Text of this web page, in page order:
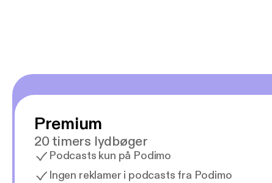
Premium
20 timers lydbøger
Podcasts kun på Podimo
Ingen reklamer i podcasts fra Podimo